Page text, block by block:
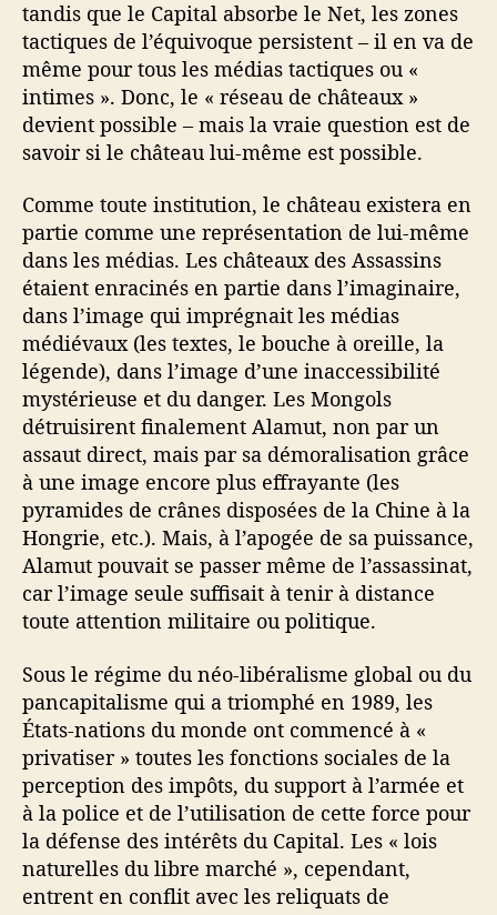
tandis que le Capital absorbe le Net, les zones
tactiques de l’équivoque persistent – il en va de
même pour tous les médias tactiques ou «
intimes ». Donc, le « réseau de châteaux »
devient possible – mais la vraie question est de
savoir si le château lui-même est possible.
Comme toute institution, le château existera en
partie comme une représentation de lui-même
dans les médias. Les châteaux des Assassins
étaient enracinés en partie dans l’imaginaire,
dans l’image qui imprégnait les médias
médiévaux (les textes, le bouche à oreille, la
légende), dans l’image d’une inaccessibilité
mystérieuse et du danger. Les Mongols
détruisirent finalement Alamut, non par un
assaut direct, mais par sa démoralisation grâce
à une image encore plus effrayante (les
pyramides de crânes disposées de la Chine à la
Hongrie, etc.). Mais, à l’apogée de sa puissance,
Alamut pouvait se passer même de l’assassinat,
car l’image seule suffisait à tenir à distance
toute attention militaire ou politique.
Sous le régime du néo-libéralisme global ou du
pancapitalisme qui a triomphé en 1989, les
États-nations du monde ont commencé à «
privatiser » toutes les fonctions sociales de la
perception des impôts, du support à l’armée et
à la police et de l’utilisation de cette force pour
la défense des intérêts du Capital. Les « lois
naturelles du libre marché », cependant,
entrent en conflit avec les reliquats de